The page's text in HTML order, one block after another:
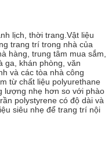
lịch, thời trang.Vật liệu
trang trí trong nhà của
hàng, trung tâm mua sắm,
ga, khán phòng, văn
và các tòa nhà công
từ chất liệu polyurethane
lượng nhẹ hơn so với phào
polystyrene có độ dài và
siêu nhẹ để trang trí nội